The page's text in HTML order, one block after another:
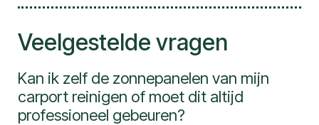
Veelgestelde vragen
Kan ik zelf de zonnepanelen van mijn
carport reinigen of moet dit altijd
professioneel gebeuren?